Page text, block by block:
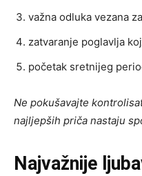
važna odluka vezana
zatvaranje poglavlja
početak sretnijeg
Ne pokušavajte
najljepših priča nastaju
Najvažnije